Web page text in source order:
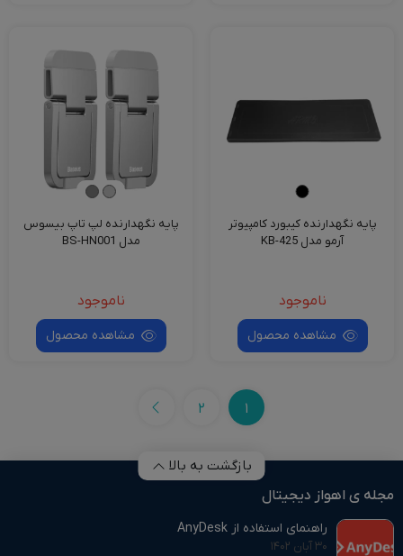
پایه نگهدارنده کیبورد کامپیوتر
آرمو مدل KB-425
ناموجود
مشاهده محصول
پایه نگهدارنده لپ تاپ بیسوس
مدل BS-HN001
ناموجود
مشاهده محصول
1
2
بازگشت به بالا
مجله ی اهواز دیجیتال
راهنمای استفاده از AnyDesk
۳۰ آبان ۱۴۰۲